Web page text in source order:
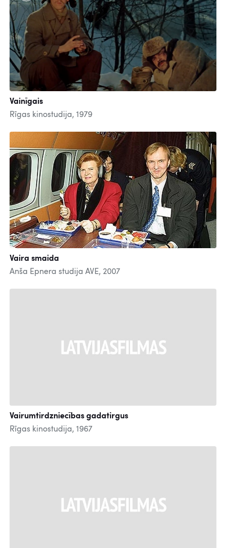
Vainīgais
Rīgas kinostudija, 1979
Vaira smaida
Anša Epnera studija AVE, 2007
Vairumtirdzniecības gadatirgus
Rīgas kinostudija, 1967